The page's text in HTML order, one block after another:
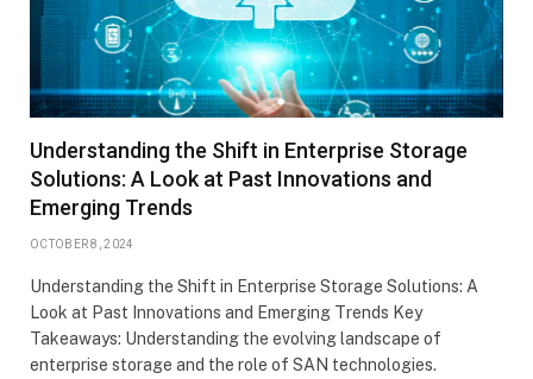
Understanding the Shift in Enterprise Storage
Solutions: A Look at Past Innovations and
Emerging Trends
OCTOBER 8, 2024
Understanding the Shift in Enterprise Storage Solutions: A
Look at Past Innovations and Emerging Trends Key
Takeaways: Understanding the evolving landscape of
enterprise storage and the role of SAN technologies.